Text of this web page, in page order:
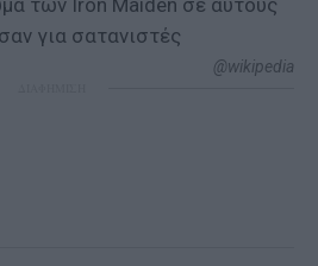
@wikipedia